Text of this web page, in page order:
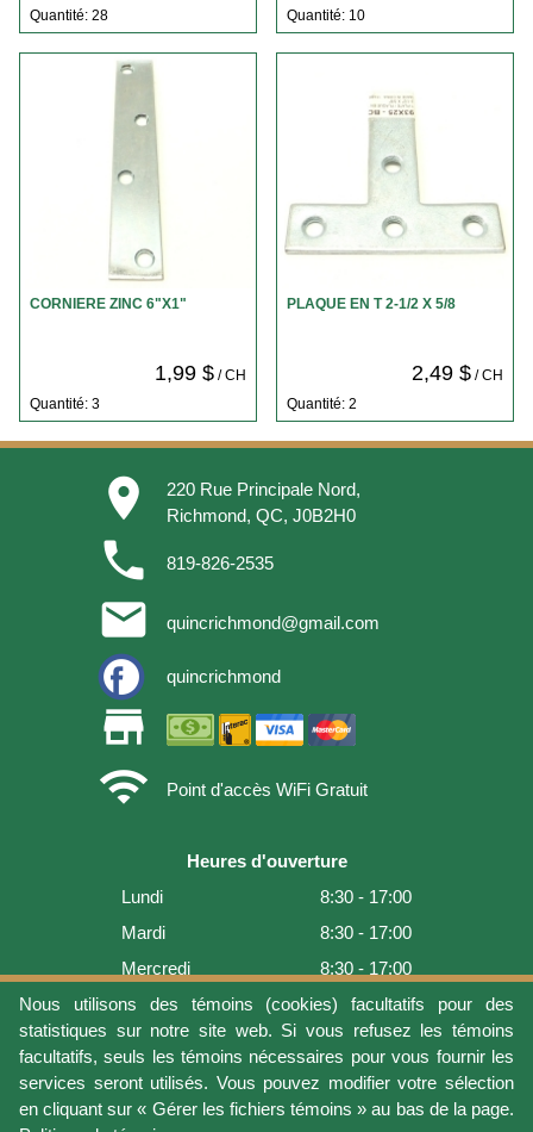
Nous utilisons des témoins (cookies) facultatifs pour des
statistiques sur notre site web. Si vous refusez les témoins
facultatifs, seuls les témoins nécessaires pour vous fournir les
services seront utilisés. Vous pouvez modifier votre sélection
en cliquant sur « Gérer les fichiers témoins » au bas de la page.
Quantité: 28
Quantité: 10
CORNIERE ZINC 6"X1"
1,99 $/ CH
Quantité: 3
PLAQUE EN T 2-1/2 X 5/8
2,49 $/ CH
Quantité: 2
place
220 Rue Principale Nord,
Richmond, QC, J0B2H0
phone 819-826-2535
email quincrichmond@gmail.com
quincrichmond
store
wifi
Point d'accès WiFi Gratuit
Heures d'ouverture
Lundi
8:30 - 17:00
Mardi
8:30 - 17:00
Mercredi
8:30 - 17:00
Jeudi
8:30 - 17:00
Vendredi
8:30 - 17:00
Samedi
9:00 - 16:00
Dimanche
Fermé